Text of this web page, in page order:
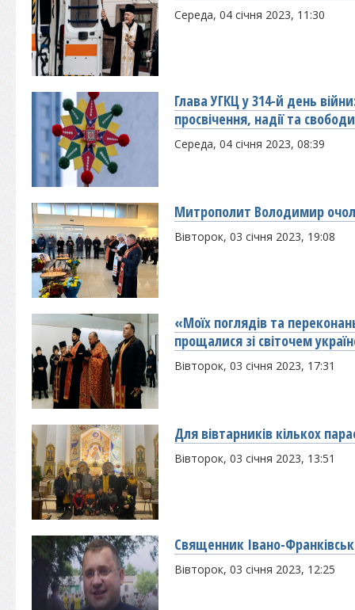
Середа, 04 січня 2023, 11:30
Глава УГКЦ у 314-й день
просвічення, надії та
Середа, 04 січня 2023, 08:39
Митрополит Володимир
Вівторок, 03 січня 2023, 19:08
«Моїх поглядів та
прощалися зі світочем
Вівторок, 03 січня 2023, 17:31
Для вівтарників кількох
Вівторок, 03 січня 2023, 13:51
Священник Івано-
Вівторок, 03 січня 2023, 12:25